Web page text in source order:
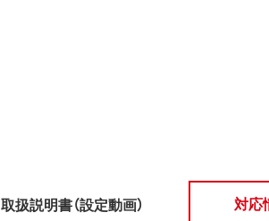
取扱説明書（設定動画） 対応